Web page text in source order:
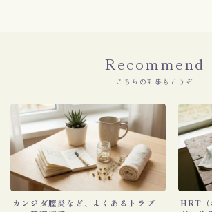
Recommend
こちらの記事もどうぞ
カンジダ膣炎など、よくあるトラブ
HRT（